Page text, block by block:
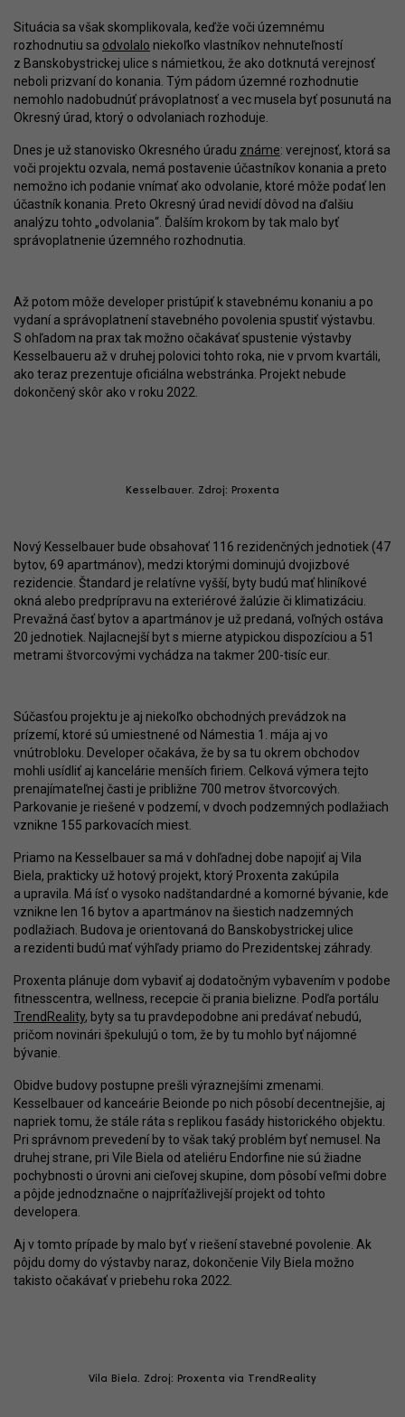
Situácia sa však skomplikovala, keďže voči územnému
rozhodnutiu sa odvolalo niekoľko vlastníkov nehnuteľností
z Banskobystrickej ulice s námietkou, že ako dotknutá verejnosť
neboli prizvaní do konania. Tým pádom územné rozhodnutie
nemohlo nadobudnúť právoplatnosť a vec musela byť posunutá na
Okresný úrad, ktorý o odvolaniach rozhoduje.
Dnes je už stanovisko Okresného úradu známe: verejnosť, ktorá sa
voči projektu ozvala, nemá postavenie účastníkov konania a preto
nemožno ich podanie vnímať ako odvolanie, ktoré môže podať len
účastník konania. Preto Okresný úrad nevidí dôvod na ďalšiu
analýzu tohto „odvolania“. Ďalším krokom by tak malo byť
správoplatnenie územného rozhodnutia.
Až potom môže developer pristúpiť k stavebnému konaniu a po
vydaní a správoplatnení stavebného povolenia spustiť výstavbu.
S ohľadom na prax tak možno očakávať spustenie výstavby
Kesselbaueru až v druhej polovici tohto roka, nie v prvom kvartáli,
ako teraz prezentuje oficiálna webstránka. Projekt nebude
dokončený skôr ako v roku 2022.
Kesselbauer. Zdroj: Proxenta
Nový Kesselbauer bude obsahovať 116 rezidenčných jednotiek (47
bytov, 69 apartmánov), medzi ktorými dominujú dvojizbové
rezidencie. Štandard je relatívne vyšší, byty budú mať hliníkové
okná alebo predprípravu na exteriérové žalúzie či klimatizáciu.
Prevažná časť bytov a apartmánov je už predaná, voľných ostáva
20 jednotiek. Najlacnejší byt s mierne atypickou dispozíciou a 51
metrami štvorcovými vychádza na takmer 200-tisíc eur.
Súčasťou projektu je aj niekoľko obchodných prevádzok na
prízemí, ktoré sú umiestnené od Námestia 1. mája aj vo
vnútrobloku. Developer očakáva, že by sa tu okrem obchodov
mohli usídliť aj kancelárie menších firiem. Celková výmera tejto
prenajímateľnej časti je približne 700 metrov štvorcových.
Parkovanie je riešené v podzemí, v dvoch podzemných podlažiach
vznikne 155 parkovacích miest.
Priamo na Kesselbauer sa má v dohľadnej dobe napojiť aj Vila
Biela, prakticky už hotový projekt, ktorý Proxenta zakúpila
a upravila. Má ísť o vysoko nadštandardné a komorné bývanie, kde
vznikne len 16 bytov a apartmánov na šiestich nadzemných
podlažiach. Budova je orientovaná do Banskobystrickej ulice
a rezidenti budú mať výhľady priamo do Prezidentskej záhrady.
Proxenta plánuje dom vybaviť aj dodatočným vybavením v podobe
fitnesscentra, wellness, recepcie či prania bielizne. Podľa portálu
TrendReality, byty sa tu pravdepodobne ani predávať nebudú,
pričom novinári špekulujú o tom, že by tu mohlo byť nájomné
bývanie.
Obidve budovy postupne prešli výraznejšími zmenami.
Kesselbauer od kanceárie Beionde po nich pôsobí decentnejšie, aj
napriek tomu, že stále ráta s replikou fasády historického objektu.
Pri správnom prevedení by to však taký problém byť nemusel. Na
druhej strane, pri Vile Biela od ateliéru Endorfine nie sú žiadne
pochybnosti o úrovni ani cieľovej skupine, dom pôsobí veľmi dobre
a pôjde jednodznačne o najpríťažlivejší projekt od tohto
developera.
Aj v tomto prípade by malo byť v riešení stavebné povolenie. Ak
pôjdu domy do výstavby naraz, dokončenie Vily Biela možno
takisto očakávať v priebehu roka 2022.
Vila Biela. Zdroj: Proxenta via TrendReality